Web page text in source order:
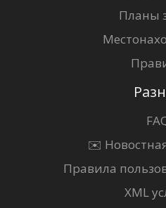
Планы
✉️
Правила
XML